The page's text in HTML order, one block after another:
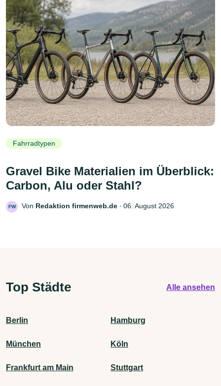
Fahrradtypen
Gravel Bike Materialien im Überblick:
Carbon, Alu oder Stahl?
FW Von Redaktion firmenweb.de ‧ 06. August 2026
Top Städte Alle ansehen
Berlin Hamburg
München Köln
Frankfurt am Main Stuttgart